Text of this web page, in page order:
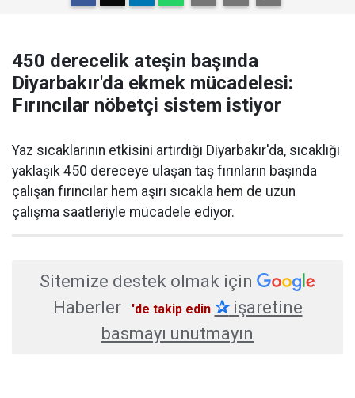
450 derecelik ateşin başında
Diyarbakır'da ekmek mücadelesi:
Fırıncılar nöbetçi sistem istiyor
Yaz sıcaklarının etkisini artırdığı Diyarbakır'da, sıcaklığı
yaklaşık 450 dereceye ulaşan taş fırınların başında
çalışan fırıncılar hem aşırı sıcakla hem de uzun
çalışma saatleriyle mücadele ediyor.
Sitemize destek olmak için
Haberler
'de takip edin ✰işaretine
basmayı unutmayın